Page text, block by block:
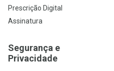
Prescrição Digital
Assinatura
Segurança e
Privacidade